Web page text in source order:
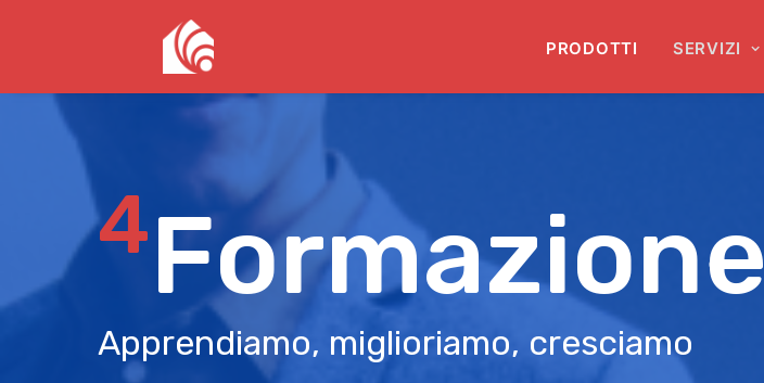
PRODOTTI SERVIZI
4Formazione
Apprendiamo, miglioriamo, cresciamo